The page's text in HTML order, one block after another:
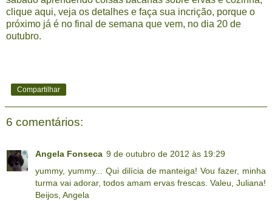
clique aqui, veja os detalhes e faça sua incrição, porque o
próximo já é no final de semana que vem, no dia 20 de
outubro.
Compartilhar
6 comentários:
Angela Fonseca 9 de outubro de 2012 às 19:29
yummy, yummy... Qui dilícia de manteiga! Vou fazer, minha
turma vai adorar, todos amam ervas frescas. Valeu, Juliana!
Beijos, Angela